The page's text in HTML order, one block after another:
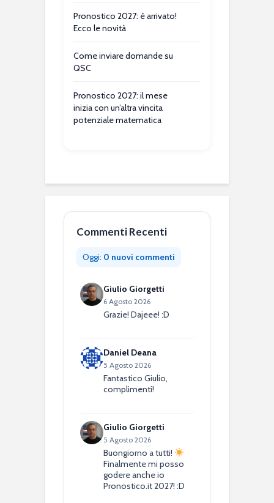
Pronostico 2027: è arrivato!
Ecco le novità
Come inviare domande su
QSC
Pronostico 2027: il mese
inizia con un’altra vincita
potenziale matematica
Commenti Recenti
Oggi: 0 nuovi commenti
Giulio Giorgetti
6 Agosto 2026
Grazie! Dajeee! :D
Daniel Deana
5 Agosto 2026
Fantastico Giulio,
complimenti!
Giulio Giorgetti
5 Agosto 2026
Buongiorno a tutti!
Finalmente mi posso
godere anche io
Pronostico.it 2027! :D